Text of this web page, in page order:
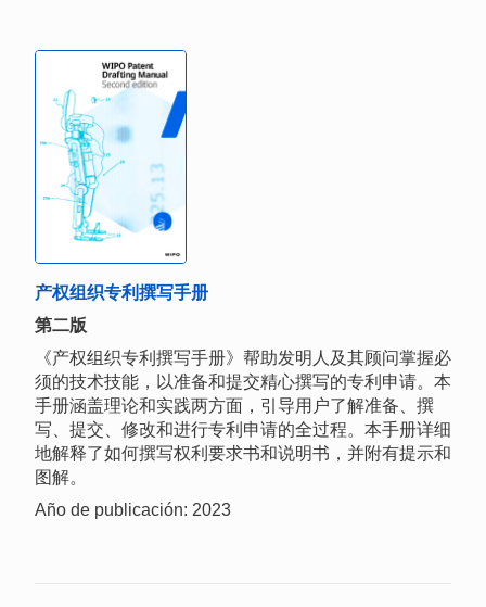
产权组织专利撰写手册
第二版
《产权组织专利撰写手册》帮助发明人及其顾问掌握必
须的技术技能，以准备和提交精心撰写的专利申请。本
手册涵盖理论和实践两方面，引导用户了解准备、撰
写、提交、修改和进行专利申请的全过程。本手册详细
地解释了如何撰写权利要求书和说明书，并附有提示和
图解。
Año de publicación: 2023